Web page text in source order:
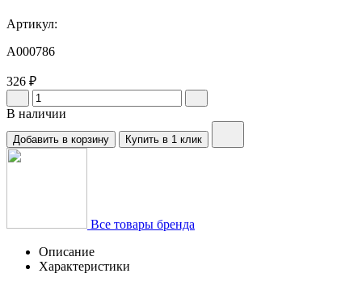
Артикул:
A000786
326 ₽
В наличии
Добавить в корзину Купить в 1 клик
Все товары бренда
Описание
Характеристики